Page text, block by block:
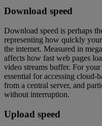
Download speed
Download speed is perhaps
representing how quickly
the internet. Measured in
affects how fast web pages
video streams buffer. For
essential for accessing cloud-
from a central server, and
without interruption.
Upload speed